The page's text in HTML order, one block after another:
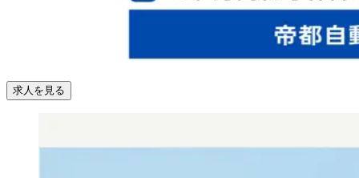
求人を見る